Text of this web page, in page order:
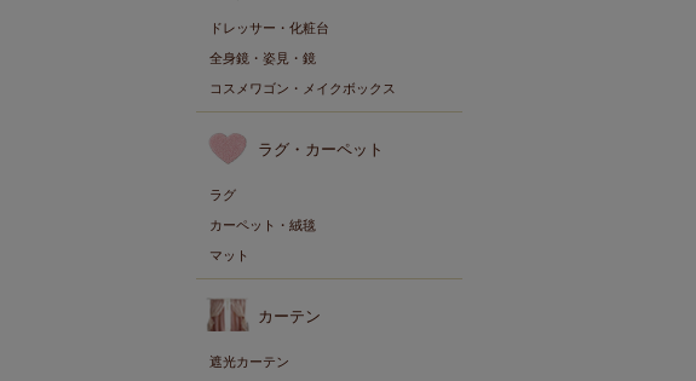
ドレッサー・化粧台
全身鏡・姿見・鏡
コスメワゴン・メイクボックス
ラグ・カーペット
ラグ
カーペット・絨毯
マット
カーテン
遮光カーテン